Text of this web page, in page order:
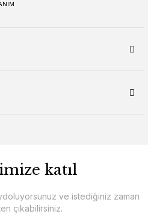
katıl
ve istediğiniz zaman
çıkabilirsiniz.